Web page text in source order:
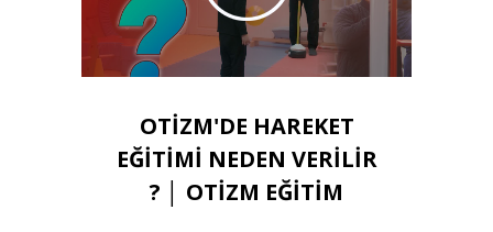
OTİZM'DE HAREKET
EĞİTİMİ NEDEN VERİLİR
? │ OTİZM EĞİTİM